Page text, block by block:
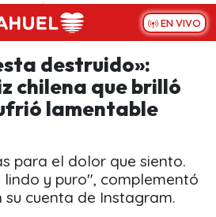
EN VIVO
destruido»:
chilena que brilló
lamentable
para el dolor que siento.
y puro", complementó
su cuenta de Instagram.